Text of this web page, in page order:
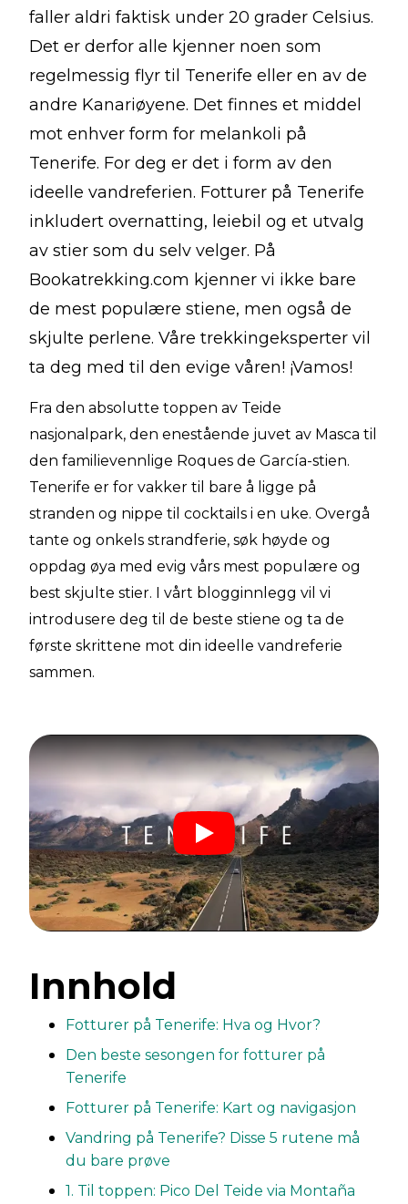
faller aldri faktisk under 20 grader Celsius.
Det er derfor alle kjenner noen som
regelmessig flyr til Tenerife eller en av de
andre Kanariøyene. Det finnes et middel
mot enhver form for melankoli på
Tenerife. For deg er det i form av den
ideelle vandreferien. Fotturer på Tenerife
inkludert overnatting, leiebil og et utvalg
av stier som du selv velger. På
Bookatrekking.com kjenner vi ikke bare
de mest populære stiene, men også de
skjulte perlene. Våre trekkingeksperter vil
ta deg med til den evige våren! ¡Vamos!
Fra den absolutte toppen av Teide
nasjonalpark, den enestående juvet av Masca til
den familievennlige Roques de García-stien.
Tenerife er for vakker til bare å ligge på
stranden og nippe til cocktails i en uke. Overgå
tante og onkels strandferie, søk høyde og
oppdag øya med evig vårs mest populære og
best skjulte stier. I vårt blogginnlegg vil vi
introdusere deg til de beste stiene og ta de
første skrittene mot din ideelle vandreferie
sammen.
Innhold
Fotturer på Tenerife: Hva og Hvor?
Den beste sesongen for fotturer på
Tenerife
Fotturer på Tenerife: Kart og navigasjon
Vandring på Tenerife? Disse 5 rutene må
du bare prøve
1. Til toppen: Pico Del Teide via Montaña